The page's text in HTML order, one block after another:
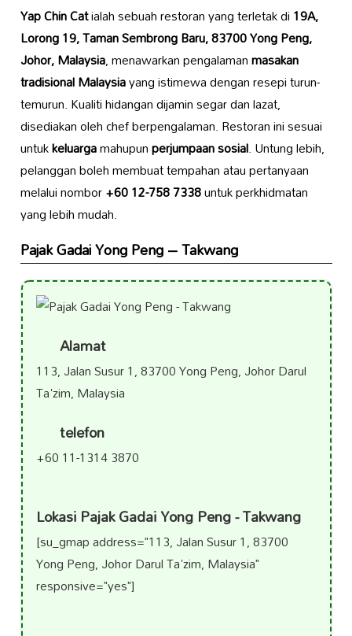
Yap Chin Catialah sebuah restoran yang terletak di19A,
Lorong 19, Taman Sembrong Baru, 83700 Yong Peng,
Johor, Malaysia, menawarkan pengalamanmasakan
tradisional Malaysiayang istimewa dengan resepi turun-
temurun. Kualiti hidangan dijamin segar dan lazat,
disediakan oleh chef berpengalaman. Restoran ini sesuai
untukkeluargamahupunperjumpaan sosial. Untung lebih,
pelanggan boleh membuat tempahan atau pertanyaan
melalui nombor+60 12-758 7338untuk perkhidmatan
yang lebih mudah.
Pajak Gadai Yong Peng – Takwang
Alamat
113, Jalan Susur 1, 83700 Yong Peng, Johor Darul
Ta'zim, Malaysia
telefon
+60 11-1314 3870
Lokasi Pajak Gadai Yong Peng - Takwang
[su_gmap address="113, Jalan Susur 1, 83700
Yong Peng, Johor Darul Ta'zim, Malaysia"
responsive="yes"]